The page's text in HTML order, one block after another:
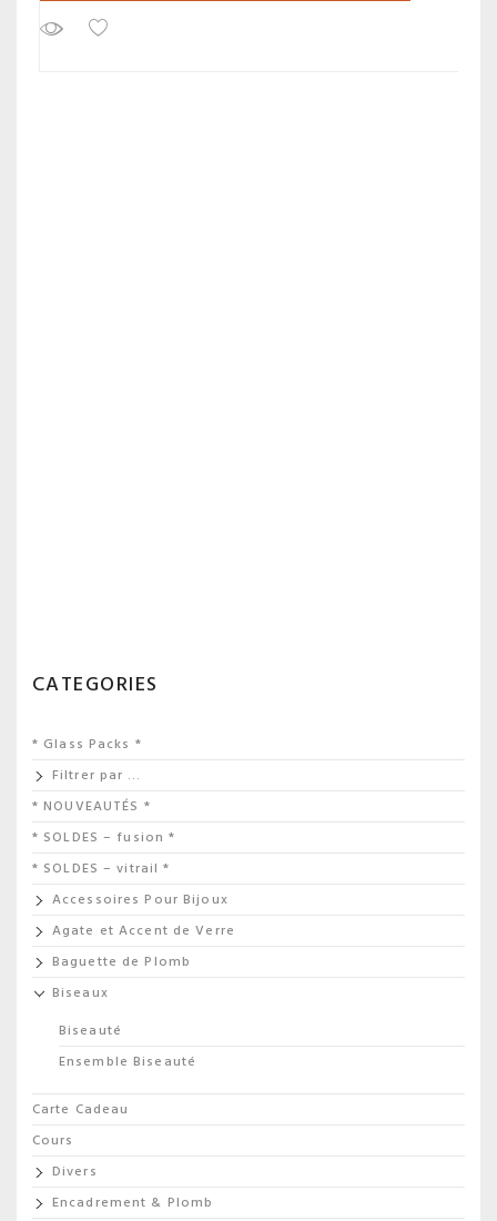
CATEGORIES
* Glass Packs *
Filtrer par …
* NOUVEAUTÉS *
* SOLDES – fusion *
* SOLDES – vitrail *
Accessoires Pour Bijoux
Agate et Accent de Verre
Baguette de Plomb
Biseaux
Biseauté
Ensemble Biseauté
Carte Cadeau
Cours
Divers
Encadrement & Plomb